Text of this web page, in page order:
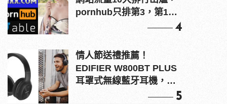
pornhub只排第3，第1名
4
情人節送禮推薦！
EDIFIER W800BT PLUS
耳罩式無線藍牙耳機，在
5